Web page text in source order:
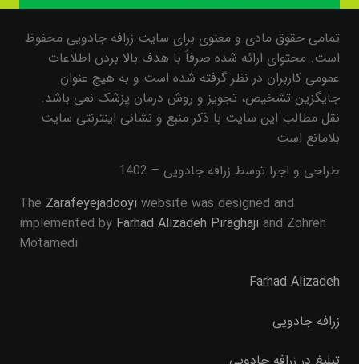
تمامی حقوق مادی و معنوی برای سایت زرافه جادویی محفوظ
است. محتوای ارائه شده صرفاً با هدف بالا بردن اطلاعات
عمومی کاربران در نظر گرفته شده است و به هیچ عنوان
جایگزین تشخیص، تجویز و روش درمان پزشک نمی باشد.
نقل مطالب این سایت با ذکر منبع و نشانی اینترنتی سایت
بلامانع است
طراحی و اجرا توسط زرافه جادویی – 1402
The Zarafeyejadooyi website was designed and
implemented by Farhad Alizadeh Piraghaji and Zohreh
Motamedi
Farhad Alizadeh
زرافه جادویی